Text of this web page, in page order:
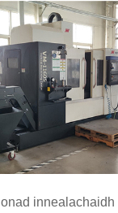
Ionad innealachaidh